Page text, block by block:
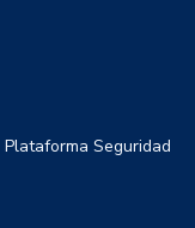
Plataforma Seguridad